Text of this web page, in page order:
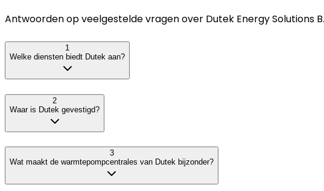
Antwoorden op veelgestelde vragen over Dutek Energy Solutions
1
Welke diensten biedt Dutek aan?
2
Waar is Dutek gevestigd?
3
Wat maakt de warmtepompcentrales van Dutek bijzonder?